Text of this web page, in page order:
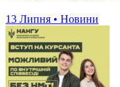
13 Липня • Новини